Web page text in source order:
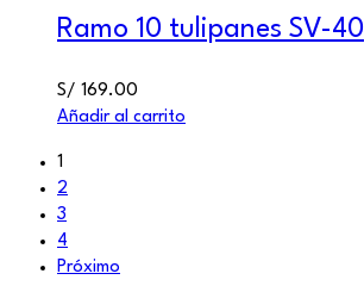
Ramo 10 tulipanes SV-40
S/ 169.00
Añadir al carrito
1
2
3
4
Próximo